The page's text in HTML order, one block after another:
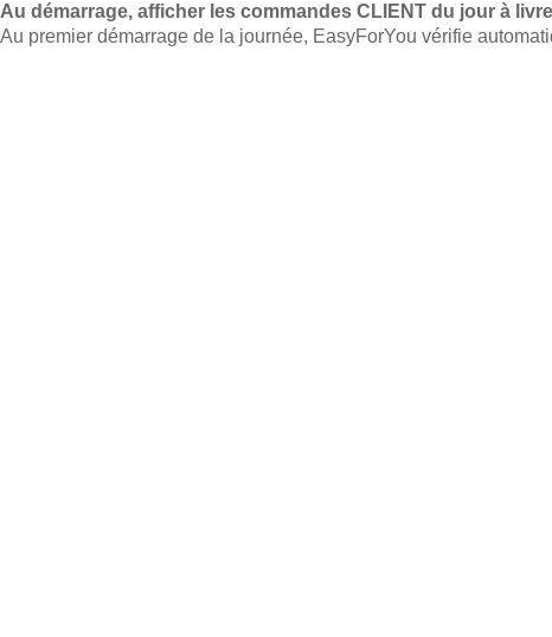
Au démarrage, afficher les commandes CLIENT du jour à
Au premier démarrage de la journée, EasyForYou vérifie